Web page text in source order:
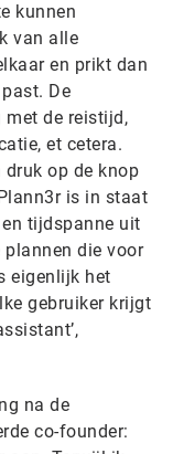
kunnen
van alle
en prikt dan
De
met de reistijd,
et cetera.
druk op de knop
is in staat
tijdspanne uit
die voor
eigenlijk het
gebruiker krijgt
na de
co-founder: